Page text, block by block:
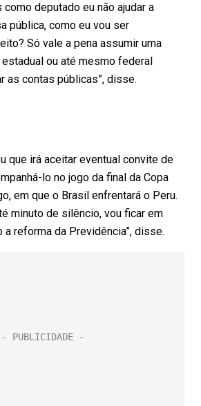
como deputado eu não ajudar a
pública, como eu vou ser
Só vale a pena assumir uma
ou até mesmo federal
as contas públicas”, disse.
que irá aceitar eventual convite de
lo no jogo da final da Copa
em que o Brasil enfrentará o Peru.
minuto de silêncio, vou ficar em
a reforma da Previdência”, disse.